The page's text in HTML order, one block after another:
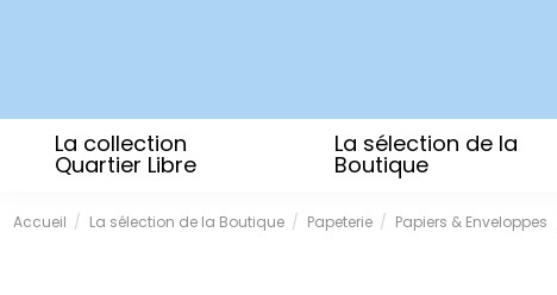
La collection
Quartier Libre
La sélection de la
Boutique
Accueil La sélection de la Boutique Papeterie Papiers & Enveloppes